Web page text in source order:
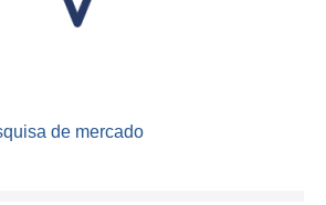
de mercado